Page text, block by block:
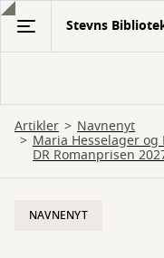
Gå
hovedindhold
Stevns
Artikler Navnenyt
Maria Hesselager
DR Romanprisen
NAVNENYT